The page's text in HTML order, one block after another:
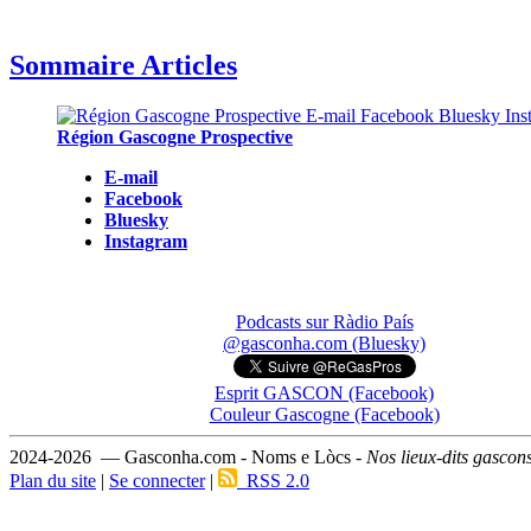
Sommaire Articles
Région Gascogne Prospective
E-mail
Facebook
Bluesky
Instagram
Podcasts sur Ràdio País
@gasconha.com (Bluesky)
Esprit GASCON (Facebook)
Couleur Gascogne (Facebook)
2024-2026 — Gasconha.com - Noms e Lòcs - Nos lieux-dits
Plan du site | Se connecter| RSS 2.0